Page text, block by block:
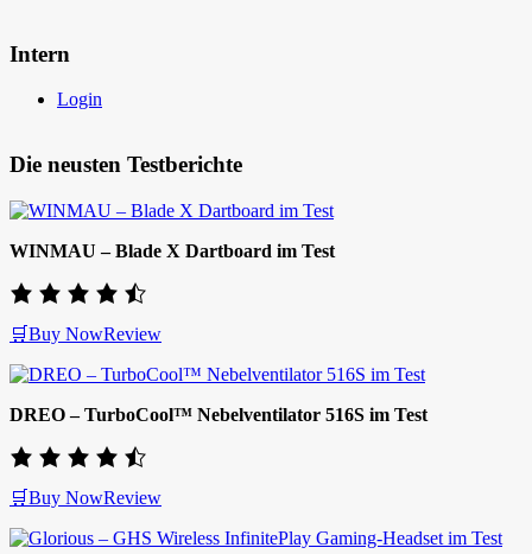
Intern
Login
Die neusten Testberichte
WINMAU – Blade X Dartboard im Test
🛒Buy NowReview
DREO – TurboCool™ Nebelventilator 516S im Test
🛒Buy NowReview